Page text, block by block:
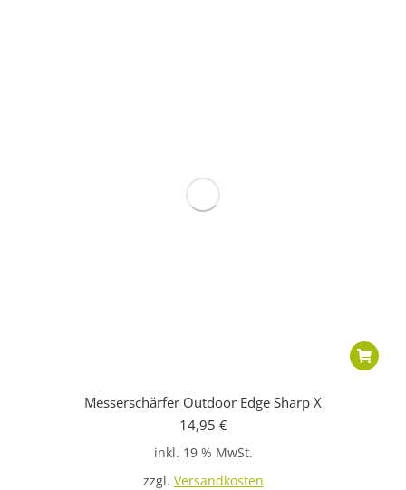
Messerschärfer Outdoor Edge Sharp X
14,95 €
inkl. 19 % MwSt.
zzgl. Versandkosten